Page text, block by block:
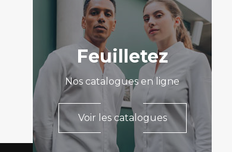
Feuilletez
Nos catalogues en ligne
Voir les catalogues